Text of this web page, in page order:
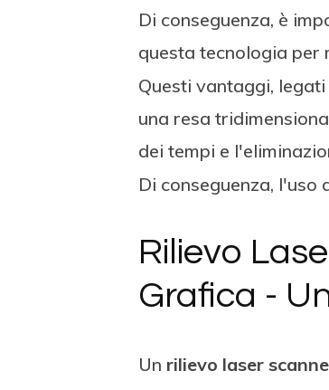
Di conseguenza, è
questa tecnologia
Questi vantaggi, legati
una resa
dei tempi e
Di conseguenza, l'uso
Rilievo
Grafica -
Un rilievo laser